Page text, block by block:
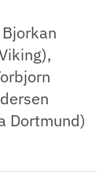
Dortmund)